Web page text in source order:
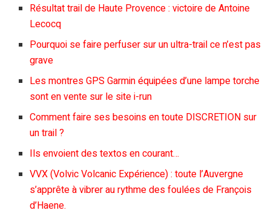
Résultat trail de Haute Provence : victoire de Antoine
Lecocq
Pourquoi se faire perfuser sur un ultra-trail ce n’est pas
grave
Les montres GPS Garmin équipées d’une lampe torche
sont en vente sur le site i-run
Comment faire ses besoins en toute DISCRETION sur
un trail ?
Ils envoient des textos en courant…
VVX (Volvic Volcanic Expérience) : toute l’Auvergne
s’apprête à vibrer au rythme des foulées de François
d’Haene.